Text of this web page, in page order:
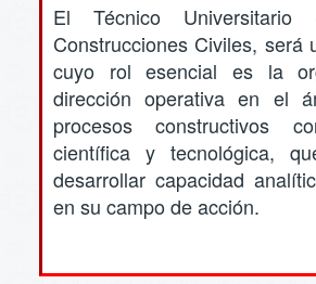
El Técnico Universitario
Construcciones Civiles, será
cuyo rol esencial es la
dirección operativa en el
procesos constructivos
científica y tecnológica,
desarrollar capacidad
en su campo de acción.